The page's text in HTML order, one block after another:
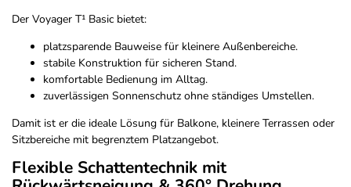
Der Voyager T¹ Basic bietet:
platzsparende Bauweise für kleinere Außenbereiche.
stabile Konstruktion für sicheren Stand.
komfortable Bedienung im Alltag.
zuverlässigen Sonnenschutz ohne ständiges Umstellen.
Damit ist er die ideale Lösung für Balkone, kleinere Terrassen oder
Sitzbereiche mit begrenztem Platzangebot.
Flexible Schattentechnik mit